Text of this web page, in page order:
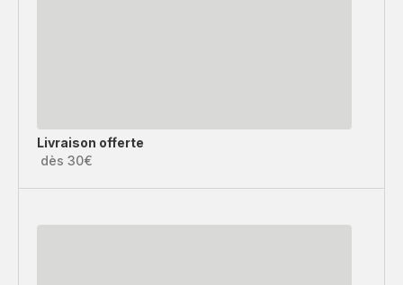
Livraison offerte
dès 30€